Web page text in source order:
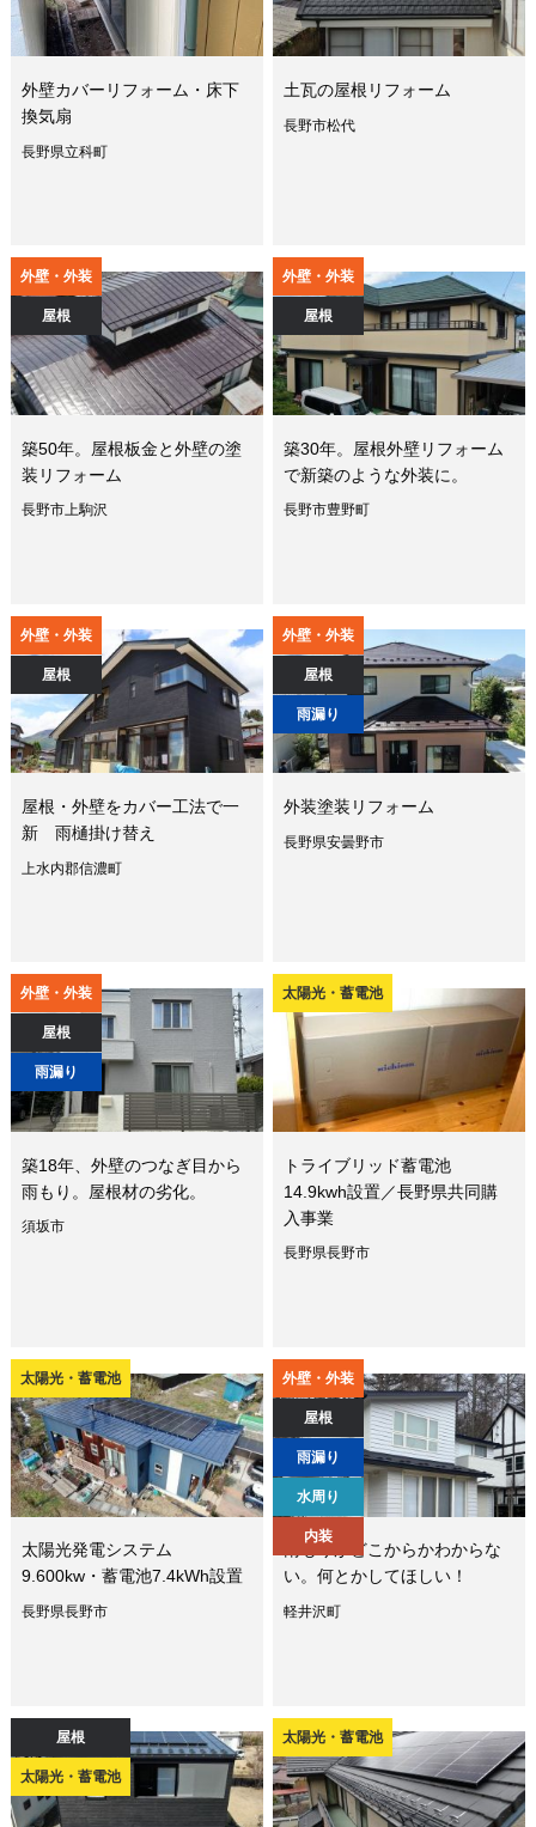
外壁カバーリフォーム・床下
換気扇
長野県立科町
土瓦の屋根リフォーム
長野市松代
外壁・外装
屋根
築50年。屋根板金と外壁の塗
装リフォーム
長野市上駒沢
外壁・外装
屋根
築30年。屋根外壁リフォーム
で新築のような外装に。
長野市豊野町
外壁・外装
屋根
屋根・外壁をカバー工法で一
新 雨樋掛け替え
上水内郡信濃町
外壁・外装
屋根
雨漏り
外装塗装リフォーム
長野県安曇野市
外壁・外装
屋根
雨漏り
築18年、外壁のつなぎ目から
雨もり。屋根材の劣化。
須坂市
太陽光・蓄電池
トライブリッド蓄電池
14.9kwh設置／長野県共同購
入事業
長野県長野市
太陽光・蓄電池
太陽光発電システム
9.600kw・蓄電池7.4kWh設置
長野県長野市
外壁・外装
屋根
雨漏り
水周り
内装
雨もりがどこからかわからな
い。何とかしてほしい！
軽井沢町
屋根
太陽光・蓄電池
太陽光・蓄電池